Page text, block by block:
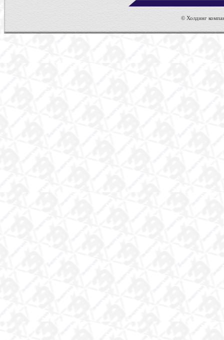
© Холдинг